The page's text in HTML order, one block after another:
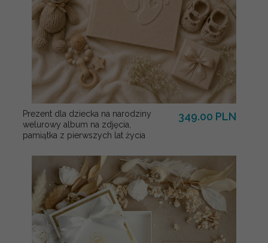
Prezent dla dziecka na narodziny
welurowy album na zdjęcia,
pamiątka z pierwszych lat życia
349.00 PLN